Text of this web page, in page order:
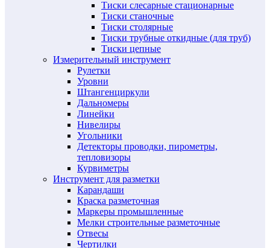
Тиски слесарные стационарные
Тиски станочные
Тиски столярные
Тиски трубные откидные (для труб)
Тиски цепные
Измерительный инструмент
Рулетки
Уровни
Штангенциркули
Дальномеры
Линейки
Нивелиры
Угольники
Детекторы проводки, пирометры,
тепловизоры
Курвиметры
Инструмент для разметки
Карандаши
Краска разметочная
Маркеры промышленные
Мелки строительные разметочные
Отвесы
Чертилки